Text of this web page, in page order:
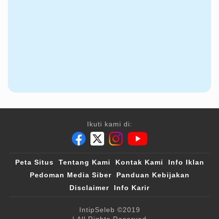
Ikuti kami di:
Peta Situs Tentang Kami Kontak Kami
Info Iklan
Pedoman Media Siber
Panduan Kebijakan
Disclaimer
Info Karir
IntipSeleb ©2019